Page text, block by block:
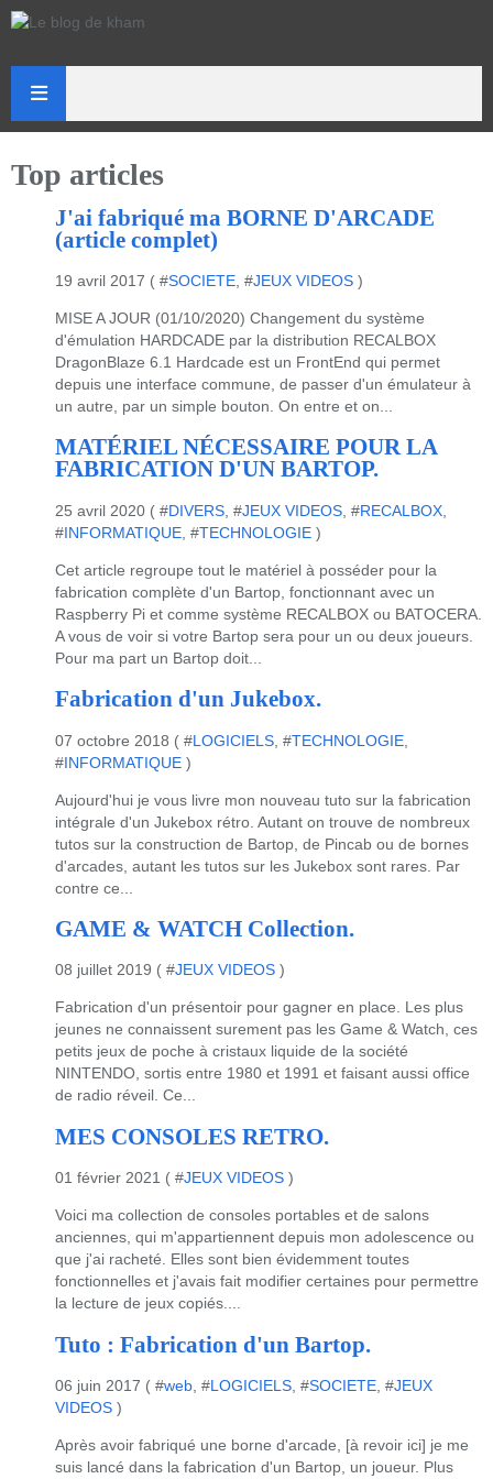
Top articles
J'ai fabriqué ma BORNE D'ARCADE
(article complet)
19 avril 2017 ( #SOCIETE , #JEUX VIDEOS )
MISE A JOUR (01/10/2020) Changement du système
d'émulation HARDCADE par la distribution RECALBOX
DragonBlaze 6.1 Hardcade est un FrontEnd qui permet
depuis une interface commune, de passer d'un émulateur à
un autre, par un simple bouton. On entre et on...
MATÉRIEL NÉCESSAIRE POUR LA
FABRICATION D'UN BARTOP.
25 avril 2020 ( #DIVERS , #JEUX VIDEOS , #RECALBOX
#INFORMATIQUE , #TECHNOLOGIE )
Cet article regroupe tout le matériel à posséder pour la
fabrication complète d'un Bartop, fonctionnant avec un
Raspberry Pi et comme système RECALBOX ou BATOCERA.
A vous de voir si votre Bartop sera pour un ou deux joueurs.
Pour ma part un Bartop doit...
Fabrication d'un Jukebox.
07 octobre 2018 ( #LOGICIELS , #TECHNOLOGIE
#INFORMATIQUE )
Aujourd'hui je vous livre mon nouveau tuto sur la fabrication
intégrale d'un Jukebox rétro. Autant on trouve de nombreux
tutos sur la construction de Bartop, de Pincab ou de bornes
d'arcades, autant les tutos sur les Jukebox sont rares. Par
contre ce...
GAME & WATCH Collection.
08 juillet 2019 ( #JEUX VIDEOS )
Fabrication d'un présentoir pour gagner en place. Les plus
jeunes ne connaissent surement pas les Game & Watch, ces
petits jeux de poche à cristaux liquide de la société
NINTENDO, sortis entre 1980 et 1991 et faisant aussi office
de radio réveil. Ce...
MES CONSOLES RETRO.
01 février 2021 ( #JEUX VIDEOS )
Voici ma collection de consoles portables et de salons
anciennes, qui m'appartiennent depuis mon adolescence ou
que j'ai racheté. Elles sont bien évidemment toutes
fonctionnelles et j'avais fait modifier certaines pour permettre
la lecture de jeux copiés....
Tuto : Fabrication d'un Bartop.
06 juin 2017 ( #web , #LOGICIELS , #SOCIETE , #JEUX
VIDEOS )
Après avoir fabriqué une borne d'arcade, [à revoir ici] je me
suis lancé dans la fabrication d'un Bartop, un joueur. Plus